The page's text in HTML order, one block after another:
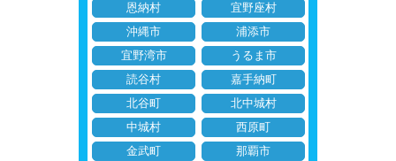
恩納村
宜野座村
沖縄市
浦添市
宜野湾市
うるま市
読谷村
嘉手納町
北谷町
北中城村
中城村
西原町
金武町
那覇市